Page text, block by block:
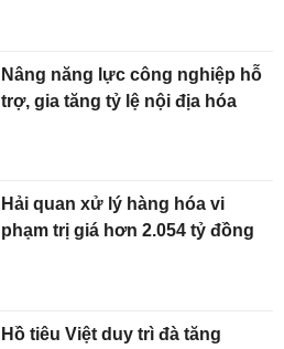
Nâng năng lực công nghiệp hỗ
trợ, gia tăng tỷ lệ nội địa hóa
Hải quan xử lý hàng hóa vi
phạm trị giá hơn 2.054 tỷ đồng
Hồ tiêu Việt duy trì đà tăng